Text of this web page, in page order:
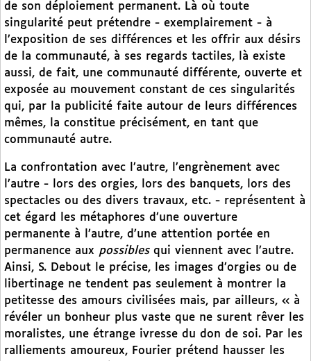
de son déploiement permanent. Là où toute
singularité peut prétendre - exemplairement - à
l’exposition de ses différences et les offrir aux désirs
de la communauté, à ses regards tactiles, là existe
aussi, de fait, une communauté différente, ouverte et
exposée au mouvement constant de ces singularités
qui, par la publicité faite autour de leurs différences
mêmes, la constitue précisément, en tant que
communauté autre.
La confrontation avec l’autre, l’engrènement avec
l’autre - lors des orgies, lors des banquets, lors des
spectacles ou des divers travaux, etc. - représentent à
cet égard les métaphores d’une ouverture
permanente à l’autre, d’une attention portée en
permanence aux possiblesqui viennent avec l’autre.
Ainsi, S. Debout le précise, les images d’orgies ou de
libertinage ne tendent pas seulement à montrer la
petitesse des amours civilisées mais, par ailleurs, « à
révéler un bonheur plus vaste que ne surent rêver les
moralistes, une étrange ivresse du don de soi. Par les
ralliements amoureux, Fourier prétend hausser les